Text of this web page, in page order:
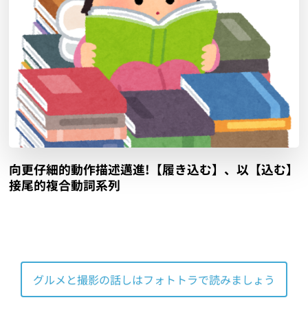
向更仔細的動作描述邁進!【履き込む】、以【込む】
接尾的複合動詞系列
グルメと撮影の話しはフォトトラで読みましょう